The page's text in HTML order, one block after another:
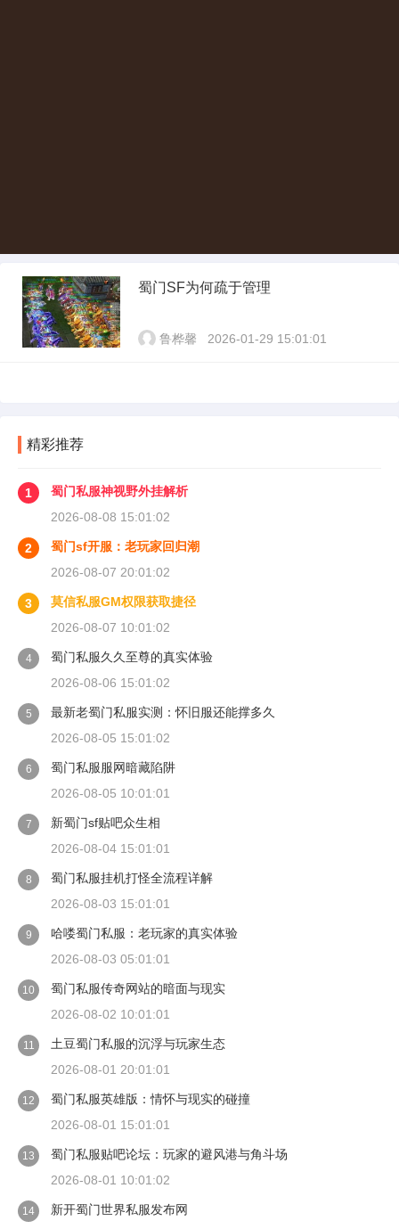
蜀门SF为何疏于管理
鲁桦馨 2026-01-29 15:01:01
精彩推荐
1
蜀门私服神视野外挂解析
2026-08-08 15:01:02
2
蜀门sf开服：老玩家回归潮
2026-08-07 20:01:02
3
莫信私服GM权限获取捷径
2026-08-07 10:01:02
4
蜀门私服久久至尊的真实体验
2026-08-06 15:01:02
5
最新老蜀门私服实测：怀旧服还能撑多久
2026-08-05 15:01:02
6
蜀门私服服网暗藏陷阱
2026-08-05 10:01:01
7
新蜀门sf贴吧众生相
2026-08-04 15:01:01
8
蜀门私服挂机打怪全流程详解
2026-08-03 15:01:01
9
哈喽蜀门私服：老玩家的真实体验
2026-08-03 05:01:01
10
蜀门私服传奇网站的暗面与现实
2026-08-02 10:01:01
11
土豆蜀门私服的沉浮与玩家生态
2026-08-01 20:01:01
12
蜀门私服英雄版：情怀与现实的碰撞
2026-08-01 15:01:01
13
蜀门私服贴吧论坛：玩家的避风港与角斗场
2026-08-01 10:01:02
14
新开蜀门世界私服发布网